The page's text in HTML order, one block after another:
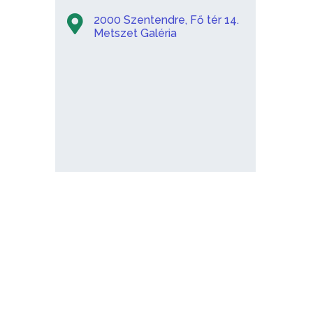
2000 Szentendre, Fő tér 14.
Metszet Galéria